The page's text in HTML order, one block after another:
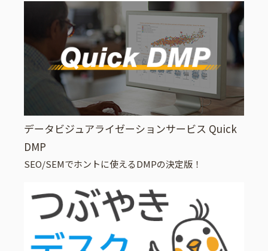
データビジュアライゼーションサービス Quick
DMP
SEO/SEMでホントに使えるDMPの決定版！